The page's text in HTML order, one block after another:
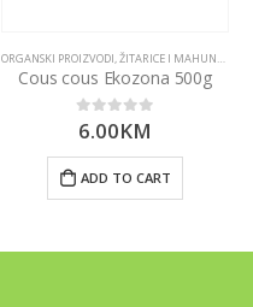
ORGANSKI PROIZVODI,ŽITARICE I MAHUNARKE
Cous cous Ekozona 500g
0out of 5
6.00KM
ADD TO CART